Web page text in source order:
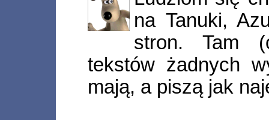
na Tanuki,
stron. Tam
tekstów żadnych
mają, a piszą jak